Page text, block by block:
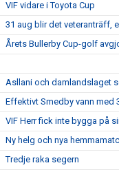
VIF vidare i Toyota Cup
31 aug blir det veteranträff,
Årets Bullerby Cup-golf
Asllani och damlandslaget
Effektivt Smedby vann med
VIF Herr fick inte bygga på
Ny helg och nya
Tredje raka segern